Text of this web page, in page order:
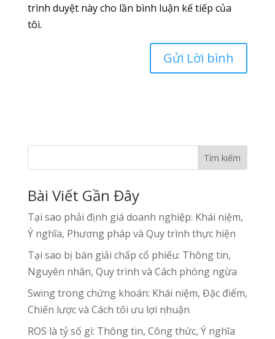
trình duyệt này cho lần bình luận kế tiếp của
tôi.
Tìm kiếm
Bài Viết Gần Đây
Tại sao phải định giá doanh nghiệp: Khái niệm,
Ý nghĩa, Phương pháp và Quy trình thực hiện
Tại sao bị bán giải chấp cổ phiếu: Thông tin,
Nguyên nhân, Quy trình và Cách phòng ngừa
Swing trong chứng khoán: Khái niệm, Đặc điểm,
Chiến lược và Cách tối ưu lợi nhuận
ROS là tỷ số gì: Thông tin, Công thức, Ý nghĩa